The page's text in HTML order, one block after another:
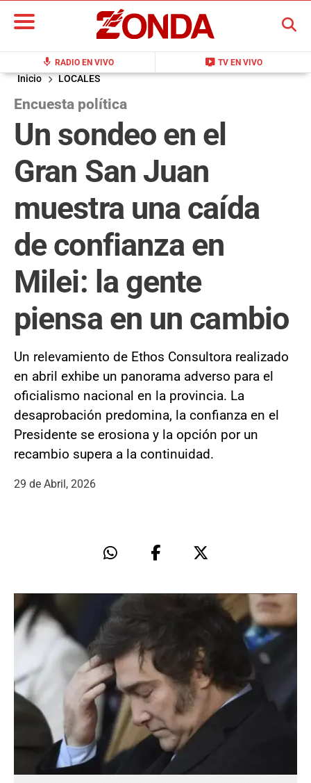
mic RADIO EN VIVO live_tv TV EN VIVO
BUSCAR
Inicio LOCALES
Encuesta política
Un sondeo en el
Gran San Juan
muestra una caída
de confianza en
Milei: la gente
piensa en un cambio
Un relevamiento de Ethos Consultora realizado
en abril exhibe un panorama adverso para el
oficialismo nacional en la provincia. La
desaprobación predomina, la confianza en el
Presidente se erosiona y la opción por un
recambio supera a la continuidad.
29 de Abril, 2026